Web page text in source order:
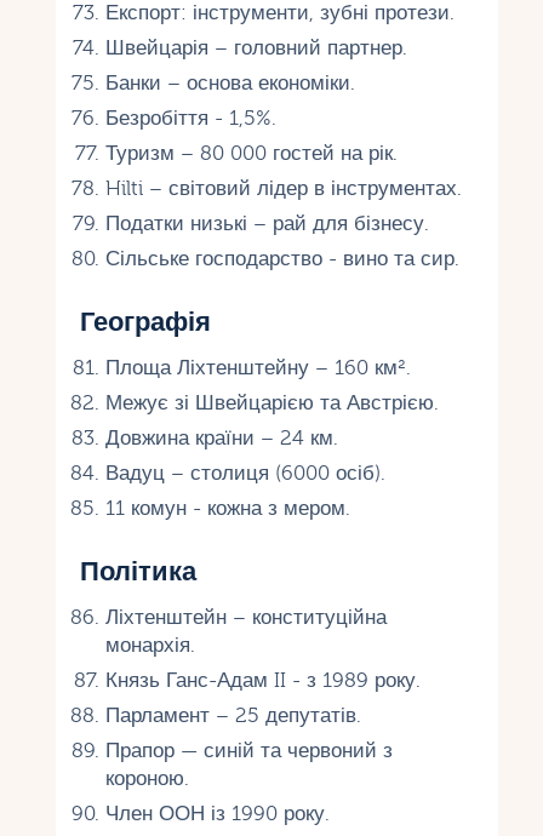
Експорт: інструменти, зубні протези.
Швейцарія – головний партнер.
Банки – основа економіки.
Безробіття - 1,5%.
Туризм – 80 000 гостей на рік.
Hilti – світовий лідер в інструментах.
Податки низькі – рай для бізнесу.
Сільське господарство - вино та сир.
Географія
Площа Ліхтенштейну – 160 км².
Межує зі Швейцарією та Австрією.
Довжина країни – 24 км.
Вадуц – столиця (6000 осіб).
11 комун - кожна з мером.
Політика
Ліхтенштейн – конституційна
монархія.
Князь Ганс-Адам II - з 1989 року.
Парламент – 25 депутатів.
Прапор — синій та червоний з
короною.
Член ООН із 1990 року.